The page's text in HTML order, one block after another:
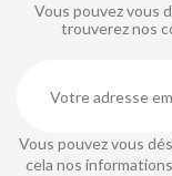
Vous pouvez vous
trouverez nos
Vous pouvez vous
cela nos